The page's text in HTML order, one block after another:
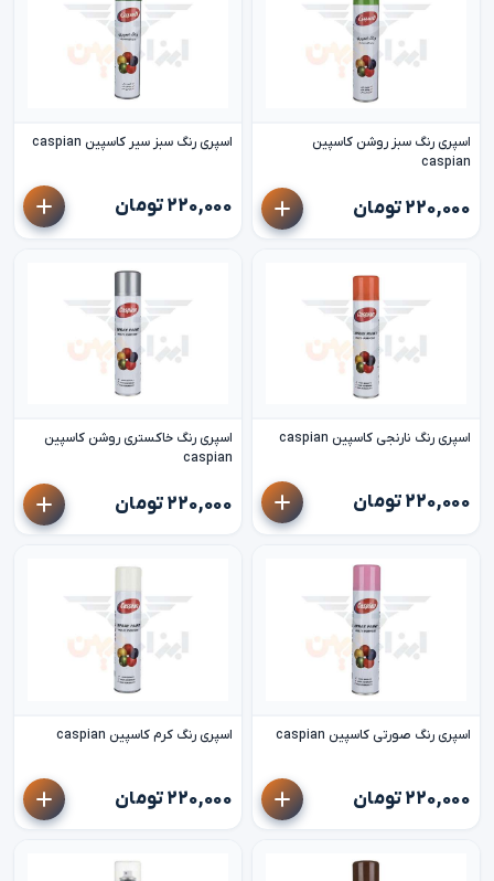
اسپری رنگ سبز روشن کاسپین
caspian
۲۲۰,۰۰۰ تومان
اسپری رنگ سبز سیر کاسپین caspian
۲۲۰,۰۰۰ تومان
اسپری رنگ نارنجی کاسپین caspian
۲۲۰,۰۰۰ تومان
اسپری رنگ خاکستری روشن کاسپین
caspian
۲۲۰,۰۰۰ تومان
اسپری رنگ صورتی کاسپین caspian
۲۲۰,۰۰۰ تومان
اسپری رنگ کرم کاسپین caspian
۲۲۰,۰۰۰ تومان